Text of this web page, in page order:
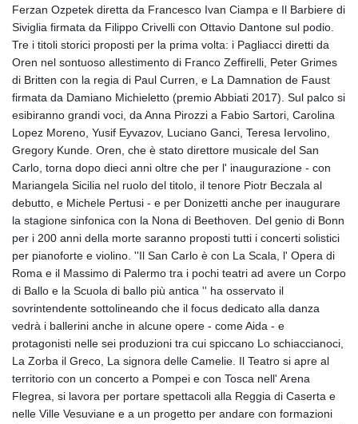
Ferzan Ozpetek diretta da Francesco Ivan Ciampa e Il Barbiere di
Siviglia firmata da Filippo Crivelli con Ottavio Dantone sul podio.
Tre i titoli storici proposti per la prima volta: i Pagliacci diretti da
Oren nel sontuoso allestimento di Franco Zeffirelli, Peter Grimes
di Britten con la regia di Paul Curren, e La Damnation de Faust
firmata da Damiano Michieletto (premio Abbiati 2017). Sul palco si
esibiranno grandi voci, da Anna Pirozzi a Fabio Sartori, Carolina
Lopez Moreno, Yusif Eyvazov, Luciano Ganci, Teresa Iervolino,
Gregory Kunde. Oren, che è stato direttore musicale del San
Carlo, torna dopo dieci anni oltre che per l' inaugurazione - con
Mariangela Sicilia nel ruolo del titolo, il tenore Piotr Beczala al
debutto, e Michele Pertusi - e per Donizetti anche per inaugurare
la stagione sinfonica con la Nona di Beethoven. Del genio di Bonn
per i 200 anni della morte saranno proposti tutti i concerti solistici
per pianoforte e violino. ''Il San Carlo è con La Scala, l' Opera di
Roma e il Massimo di Palermo tra i pochi teatri ad avere un Corpo
di Ballo e la Scuola di ballo più antica '' ha osservato il
sovrintendente sottolineando che il focus dedicato alla danza
vedrà i ballerini anche in alcune opere - come Aida - e
protagonisti nelle sei produzioni tra cui spiccano Lo schiaccianoci,
La Zorba il Greco, La signora delle Camelie. Il Teatro si apre al
territorio con un concerto a Pompei e con Tosca nell' Arena
Flegrea, si lavora per portare spettacoli alla Reggia di Caserta e
nelle Ville Vesuviane e a un progetto per andare con formazioni